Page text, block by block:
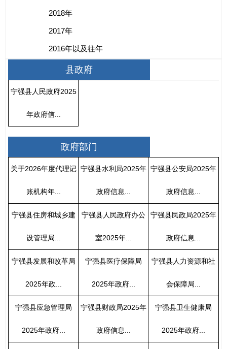
2018年
2017年
2016年以及往年
县政府
宁强县人民政府2025
年政府信...
政府部门
关于2026年度代理记
账机构年...
宁强县水利局2025年
政府信息...
宁强县公安局2025年
政府信息...
宁强县住房和城乡建
设管理局...
宁强县人民政府办公
室2025年...
宁强县民政局2025年
政府信息...
宁强县发展和改革局
2025年政...
宁强县医疗保障局
2025年政府...
宁强县人力资源和社
会保障局...
宁强县应急管理局
2025年政府...
宁强县财政局2025年
政府信息...
宁强县卫生健康局
2025年政府...